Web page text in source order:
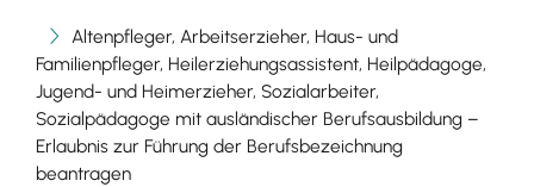
Altenpfleger, Arbeitserzieher, Haus- und
Familienpfleger, Heilerziehungsassistent, Heilpädagoge,
Jugend- und Heimerzieher, Sozialarbeiter,
Sozialpädagoge mit ausländischer Berufsausbildung –
Erlaubnis zur Führung der Berufsbezeichnung
beantragen